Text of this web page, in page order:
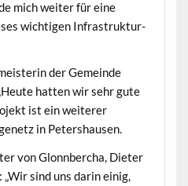
mich weit­er für eine
wichti­gen Infra­struk­tur-
der Gemeinde
hat­ten wir sehr gute
ist ein weit­er­er
in Petershausen.
von Glonnber­cha, Dieter
sind uns darin einig,